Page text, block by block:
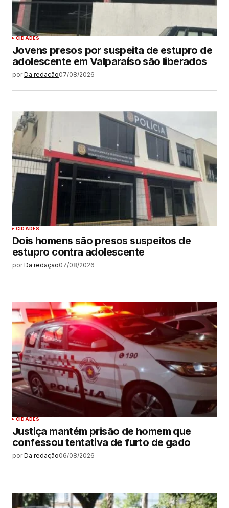
CIDADES
Jovens presos por suspeita de estupro de
adolescente em Valparaíso são liberados
por Da redação07/08/2026
CIDADES
Dois homens são presos suspeitos de
estupro contra adolescente
por Da redação07/08/2026
CIDADES
Justiça mantém prisão de homem que
confessou tentativa de furto de gado
por Da redação06/08/2026